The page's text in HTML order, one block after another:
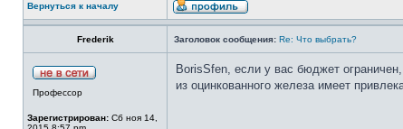
Вернуться к началу
Frederik Заголовок сообщения: Re: Что выбрать?
Профессор
Зарегистрирован: Сб ноя 14,
BorisSfen, если у вас бюджет
из оцинкованного железа имеет